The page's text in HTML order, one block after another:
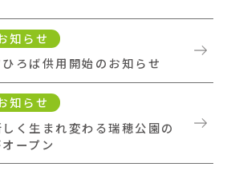
知らせ
ろば供用開始のお知らせ
知らせ
く生まれ変わる瑞穂公園の
ープン